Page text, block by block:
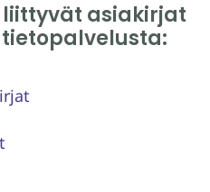
liittyvät asiakirjat